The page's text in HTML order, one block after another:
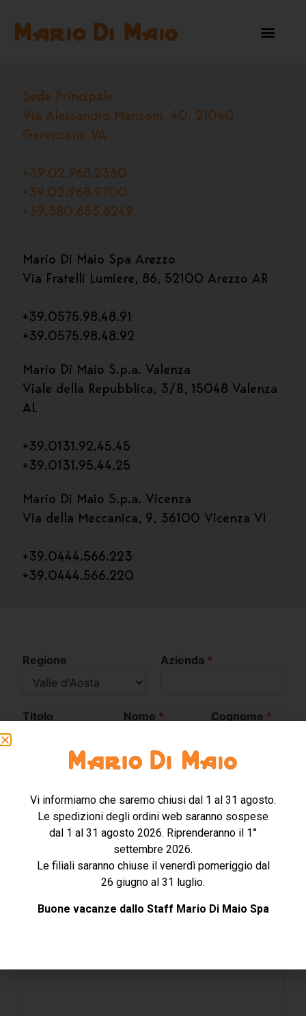
Sede Principale
Via Alessandro Manzoni, 40, 21040
Gerenzano VA
+39.02.968.2360
+39.02.968.9700
+39.380.653.8249
Mario Di Maio Spa Arezzo
Via Fratelli Lumiere, 86, 52100 Arezzo AR
+39.0575.98.48.91
+39.0575.98.48.92
Mario Di Maio S.p.a. Valenza
Viale della Repubblica, 3/B, 15048 Valenza
AL
+39.0131.92.45.45
+39.0131.95.44.25
Mario Di Maio S.p.a. Vicenza
Via della Meccanica, 9, 36100 Vicenza VI
+39.0444.566.223
+39.0444.566.220
Regione Azienda *
Titolo Nome * Cognome *
Telefono Nazione
Indirizzo CAP* Città *
Vi informiamo che saremo chiusi dal 1 al 31 agosto.
Le spedizioni degli ordini web saranno sospese
dal 1 al 31 agosto 2026. Riprenderanno il 1°
settembre 2026.
Le filiali saranno chiuse il venerdì pomeriggio dal
26 giugno al 31 luglio.
Buone vacanze dallo Staff Mario Di Maio Spa